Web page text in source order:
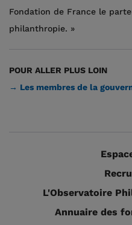
Fondation de France le
philanthropie. »
POUR ALLER PLUS LOIN
→ Les membres de la
L'Observatoire
Annuaire des